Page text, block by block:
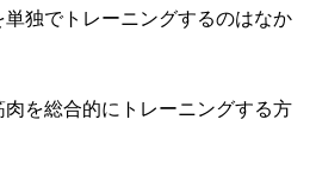
独でトレーニングするのはなか
を総合的にトレーニングする方